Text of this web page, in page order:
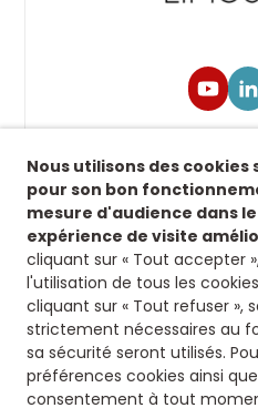
Retrouvez-nous sur nos
suivre toutes
8 rue
16500
Nous
05 45
Nous utilisons des
pour son bon
mesure d'audience dans
expérience de visite
cliquant sur « Tout accepter
l'utilisation de tous les
cliquant sur « Tout refuser »,
strictement nécessaires au
sa sécurité seront utilisés.
préférences cookies ainsi
consentement à tout